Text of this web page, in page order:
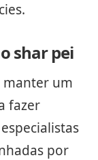
shar pei
um
fazer
por